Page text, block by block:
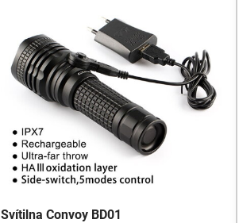
Svítilna Convoy BD01